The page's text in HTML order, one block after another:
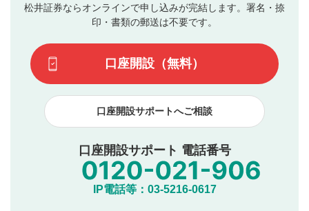
3
動画の評価
です）
評価およびコメントは当社にて審査のうえ、掲載となり
ます。掲載されるまでに日数がかかる場合や掲載されない
てはお答えできません。各動画コンテンツへの掲載をもっ
て結果のご連絡といたします。ご了承ください。
下記の項目に該当すると判断された投稿内容は、掲載を
見合わせる場合がございます。
本動画コンテンツとは無関係の内容の投稿
他者への誹謗中傷や差別的表現投稿
公序良俗に反する内容の投稿
氏名、住所、電話番号など個人を特定できる情報の
他のサイトへの誘導や営利目的、広告・宣伝を目
松井証券ならオンラインで申し込みが完結します。署名・捺
印・書類の郵送は不要です。
口座開設（無料）
口座開設サポートへご相談
口座開設サポート 電話番号
IP電話等：03-5216-0617